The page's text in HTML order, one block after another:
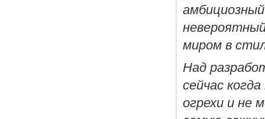
миром в
Над
сейчас
огрехи и не